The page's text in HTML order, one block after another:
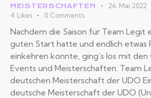
MEISTERSCHAFTEN 26. Mai 2022
4 Likes 0 Comments
Nachdem die Saison für Team Legit
guten Start hatte und endlich etwas
einkehren konnte, ging’s los mit den
Events und Meisterschaften. Team
deutschen Meisterschaft der UDO
deutsche Meisterschaft der UDO